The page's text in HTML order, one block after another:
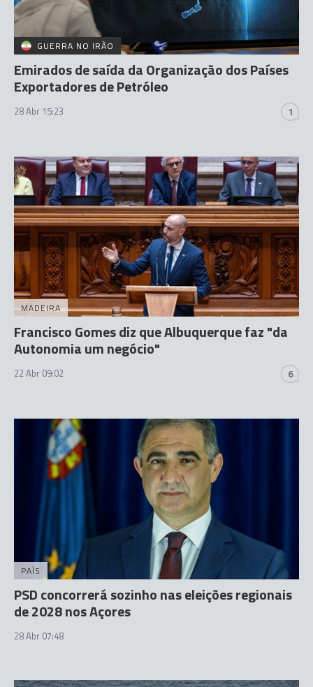
GUERRA NO IRÃO
Emirados de saída da Organização dos Países
Exportadores de Petróleo
28 Abr 15:23 1
MADEIRA
Francisco Gomes diz que Albuquerque faz "da
Autonomia um negócio"
22 Abr 09:02 6
PAÍS
PSD concorrerá sozinho nas eleições regionais
de 2028 nos Açores
28 Abr 07:48